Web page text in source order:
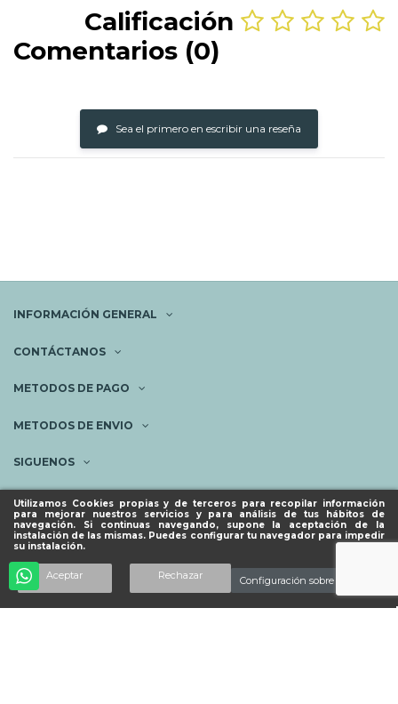
Utilizamos Cookies propias y de terceros para recopilar información
para mejorar nuestros servicios y para análisis de tus hábitos de
navegación. Si continuas navegando, supone la aceptación de la
instalación de las mismas. Puedes configurar tu navegador para impedir
su instalación.
Aceptar Rechazar Configuración sobre cookies
Añadir al carrito
Calificación
Comentarios (0)
Sea el primero en escribir una reseña
INFORMACIÓN GENERAL
CONTÁCTANOS
METODOS DE PAGO
METODOS DE ENVIO
SIGUENOS
NEWSLETTER